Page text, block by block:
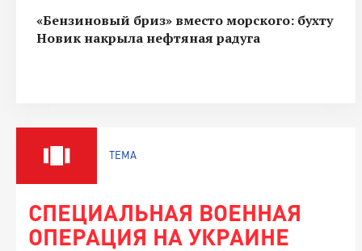
«Бензиновый бриз» вместо морского: бухту
Новик накрыла нефтяная радуга
ТЕМА
СПЕЦИАЛЬНАЯ ВОЕННАЯ
ОПЕРАЦИЯ НА УКРАИНЕ